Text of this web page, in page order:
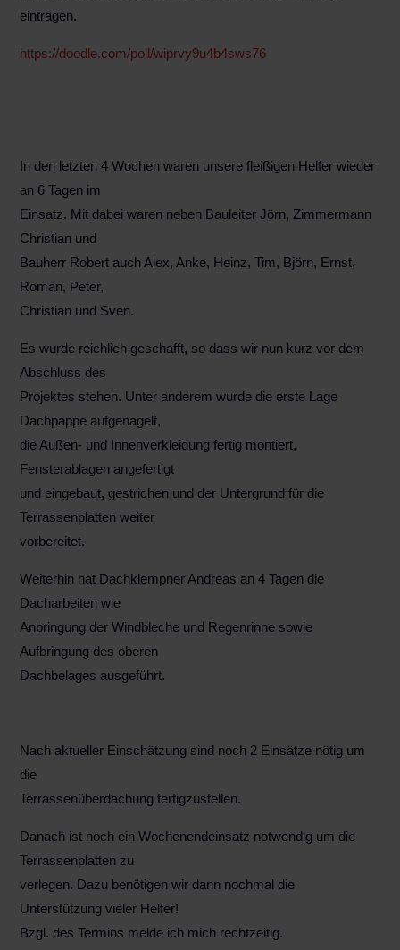
eintragen.
https://doodle.com/poll/wiprvy9u4b4sws76
In den letzten 4 Wochen waren unsere fleißigen Helfer wieder
an 6 Tagen im
Einsatz. Mit dabei waren neben Bauleiter Jörn, Zimmermann
Christian und
Bauherr Robert auch Alex, Anke, Heinz, Tim, Björn, Ernst,
Roman, Peter,
Christian und Sven.
Es wurde reichlich geschafft, so dass wir nun kurz vor dem
Abschluss des
Projektes stehen. Unter anderem wurde die erste Lage
Dachpappe aufgenagelt,
die Außen- und Innenverkleidung fertig montiert,
Fensterablagen angefertigt
und eingebaut, gestrichen und der Untergrund für die
Terrassenplatten weiter
vorbereitet.
Weiterhin hat Dachklempner Andreas an 4 Tagen die
Dacharbeiten wie
Anbringung der Windbleche und Regenrinne sowie
Aufbringung des oberen
Dachbelages ausgeführt.
Nach aktueller Einschätzung sind noch 2 Einsätze nötig um
die
Terrassenüberdachung fertigzustellen.
Danach ist noch ein Wochenendeinsatz notwendig um die
Terrassenplatten zu
verlegen. Dazu benötigen wir dann nochmal die
Unterstützung vieler Helfer!
Bzgl. des Termins melde ich mich rechtzeitig.